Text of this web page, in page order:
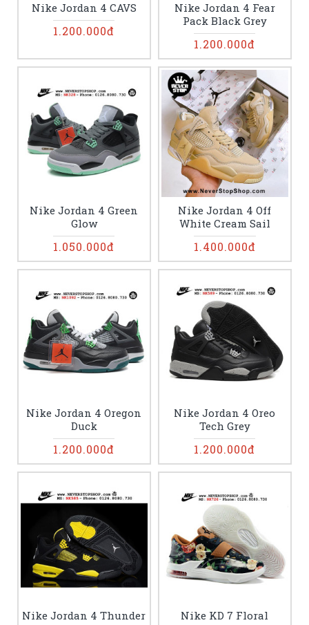
Nike Jordan 4 CAVS
1.200.000đ
Nike Jordan 4 Fear
Pack Black Grey
1.200.000đ
Nike Jordan 4 Green
Glow
1.050.000đ
Nike Jordan 4 Off
White Cream Sail
1.400.000đ
Nike Jordan 4 Oregon
Duck
1.200.000đ
Nike Jordan 4 Oreo
Tech Grey
1.200.000đ
Nike Jordan 4 Thunder Nike KD 7 Floral